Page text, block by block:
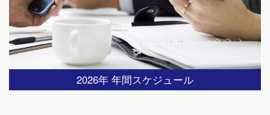
2026年 年間スケジュール